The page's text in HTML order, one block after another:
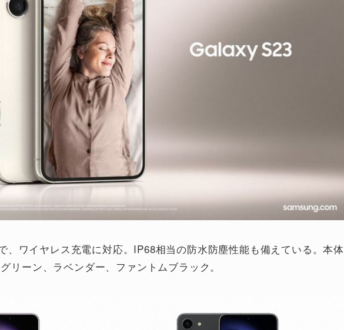
、ワイヤレス充電に対応。IP68相当の防水防塵性能も備えている。本体
リーン、ラベンダー、ファントムブラック。